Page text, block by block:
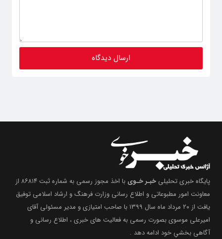
پایگاه خبری تحلیلی خبـر خـوی
با اخذ مجوز رسمی به شماره ثبت ۸۶۸۱۴ از
معاونت امور مطبوعاتی و اطلاع رسانی وزارت فرهنگ و ارشاد اسلامی توفیق
یافت از ۲۰ مرداد ماه سال ۱۳۹۹ با صاحب امتیازی و مدیر مسئولی آقای
امیرعلی موسوی بصورت رسمی به فعالیت های خبری ، اطلاع رسانی و
آگاهی بخشیِ خود ادامه دهد .